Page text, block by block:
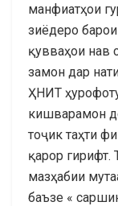
манфиатҳои
зиёдеро
қувваҳои нав
замон дар
ҲНИТ
кишварамон
тоҷик таҳти
қарор гирифт.
мазҳабии
баъзе «